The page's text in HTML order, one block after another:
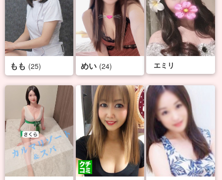
もも (25) めい (24) エミリ